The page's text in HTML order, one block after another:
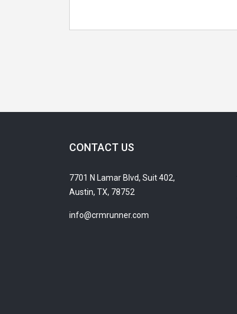
CONTACT US
7701 N Lamar Blvd, Suit 402,
Austin, TX, 78752
info@crmrunner.com